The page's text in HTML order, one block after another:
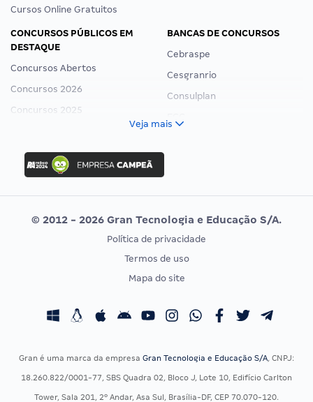
Cursos Online Gratuitos
CONCURSOS PÚBLICOS EM
DESTAQUE
Concursos Abertos
Concursos 2026
Concursos 2025
Concurso Ibama
Concurso MPU
Editais publicados
BANCAS DE CONCURSOS
Cebraspe
Cesgranrio
Consulplan
Vunesp
CONCURSOS POR PROFISSÃO
Concursos Fiscais
EXAME DE ORDEM
Calendário OAB
Veja mais
© 2012 - 2026 Gran Tecnologia e Educação S/A.
Política de privacidade
Termos de uso
Mapa do site
Gran é uma marca da empresa Gran Tecnologia e Educação S/A, CNPJ:
18.260.822/0001-77, SBS Quadra 02, Bloco J, Lote 10, Edifício Carlton
Tower, Sala 201, 2º Andar, Asa Sul, Brasília-DF, CEP 70.070-120.